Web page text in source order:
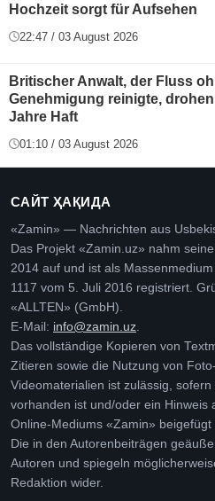
Hochzeit sorgt für Aufsehen
22:47 / 03 August 2026
Britischer Anwalt, der Fluss
Genehmigung reinigte,
Jahre Haft
01:10 / 03 August 2026
САЙТ ҲАҚИДА
«Zamin» — Nachrichten aus
Das Projekt «Zamin.uz» nahm
2014 auf und ist als
1117 vom 5. Juli 2016 registriert.
«ALLTEN» (GmbH).
E-Mail: info@zamin.uz
Das vollständige Kopieren von
Zitieren sowie die Nutzung von
Videomaterialien ist zulässig,
vorhanden ist und/oder ein Hinweis
Online-Mediums «Zamin» beigefügt
Die in den Autorenbeiträgen
Autoren und spiegeln
Redaktion wider.